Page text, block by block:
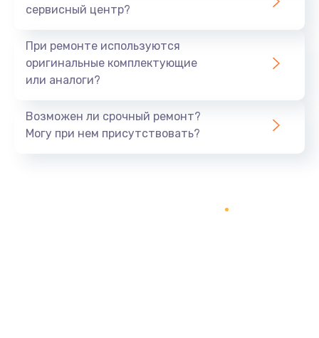
800 руб.
Тюнинг динамиков
сервисный центр?
При ремонте используются
оригинальные комплектующие
или аналоги?
Возможен ли срочный ремонт?
Могу при нем присутствовать?